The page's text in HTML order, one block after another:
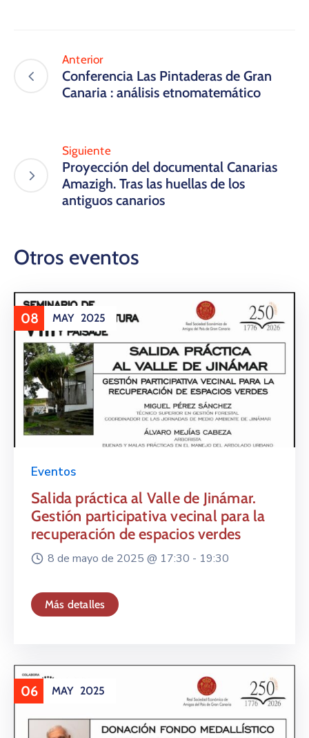
Anterior
Conferencia Las Pintaderas de Gran
Canaria : análisis etnomatemático
Siguiente
Proyección del documental Canarias
Amazigh. Tras las huellas de los
antiguos canarios
Otros eventos
08 MAY 2025
Eventos
Salida práctica al Valle de Jinámar.
Gestión participativa vecinal para la
recuperación de espacios verdes
8 de mayo de 2025 @ 17:30 - 19:30
Más detalles
06 MAY 2025